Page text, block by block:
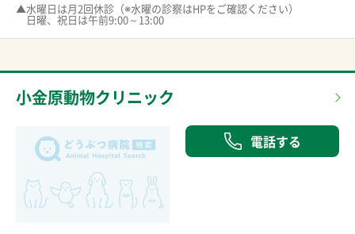
▲水曜日は月2回休診（※水曜の診察はHPをご確認ください）
日曜、祝日は午前9:00～13:00
小金原動物クリニック
電話する